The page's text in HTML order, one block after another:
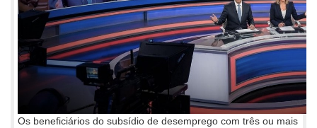
Os beneficiários do subsídio de desemprego com três ou mais